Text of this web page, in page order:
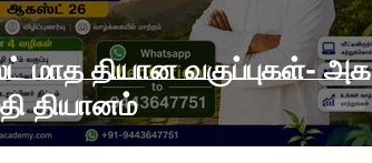
மாத தியான வகுப்புகள்- அக
தியானம்